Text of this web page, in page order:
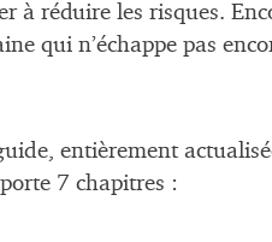
à réduire les risques.
qui n’échappe pas
entièrement
7 chapitres :